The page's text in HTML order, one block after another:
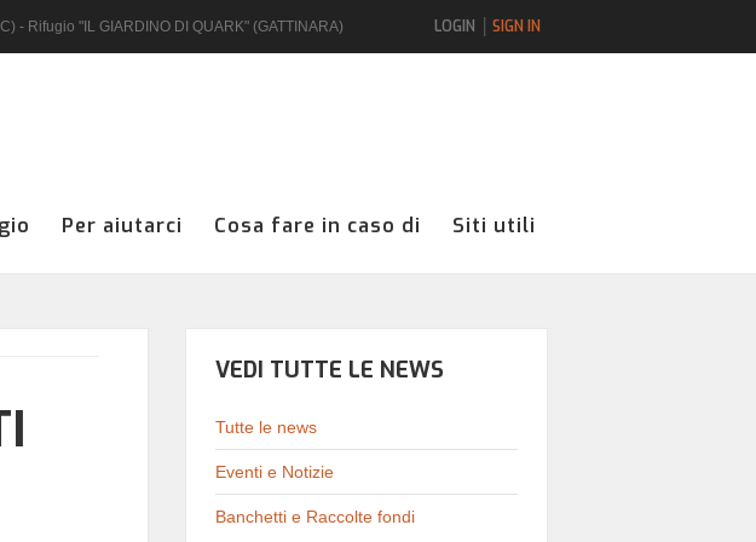
- Rifugio "IL GIARDINO DI QUARK" (GATTINARA) LOGIN SIGN IN
Per aiutarci Cosa fare in caso di Siti utili
VEDI TUTTE LE NEWS
Tutte le news
Eventi e Notizie
Banchetti e Raccolte fondi
utente?